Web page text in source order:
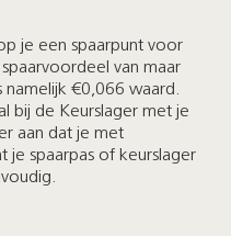
je een spaarpunt voor
van maar
€0,066 waard.
bij de Keurslager met je
aan dat je met
je spaarpas of keurslager